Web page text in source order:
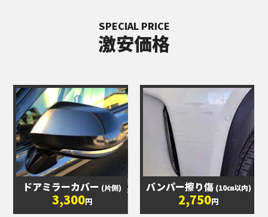
SPECIAL PRICE
激安価格
ドアミラーカバー (片側)
3,300円
バンパー擦り傷 (10㎝以内)
2,750円